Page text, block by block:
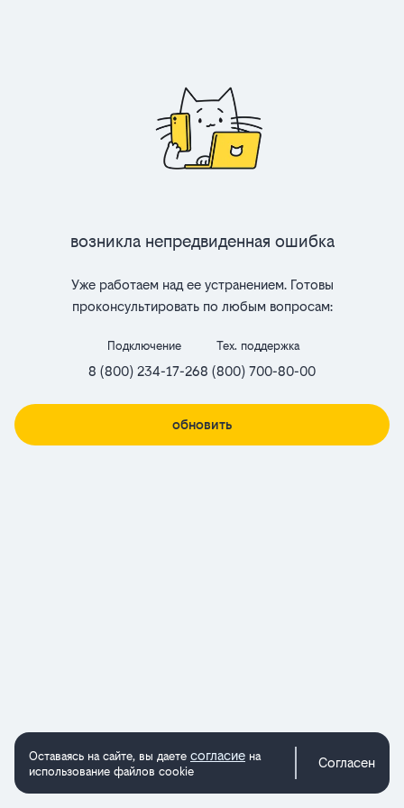
Возникла непредвиденная ошибка
Уже работаем над ее устранением. Готовы
проконсультировать по любым вопросам:
Подключение
8 (800) 234-17-26
Тех. поддержка
8 (800) 700-80-00
обновить
Оставаясь на сайте, вы даете согласие на
использование файлов cookie
Согласен